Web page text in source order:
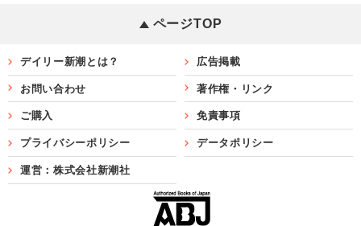
ページTOP
デイリー新潮とは？ 広告掲載
お問い合わせ 著作権・リンク
ご購入 免責事項
プライバシーポリシー データポリシー
運営：株式会社新潮社